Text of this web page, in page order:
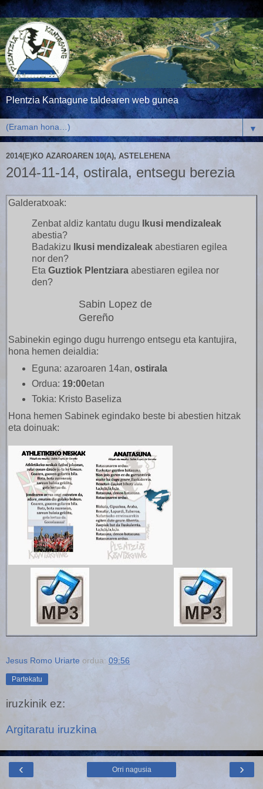
Plentzia Kantagune taldearen web gunea
▼
2014(E)KO AZAROAREN 10(A), ASTELEHENA
2014-11-14, ostirala, entsegu berezia
Galderatxoak:
Zenbat aldiz kantatu dugu
Ikusi mendizaleak
abestia?
Badakizu
Ikusi mendizaleak abestiaren egilea
nor den?
Eta Guztiok Plentziara abestiaren egilea nor
den?
Sabin Lopez de
Gereño
Sabinekin egingo dugu hurrengo entsegu eta kantujira,
hona hemen deialdia:
Eguna: azaroaren 14an, ostirala
Ordua: 19:00etan
Tokia: Kristo Baseliza
Hona hemen Sabinek egindako beste bi abestien hitzak
eta doinuak:
Jesus Romo Uriarte ordua: 09:56
Partekatu
iruzkinik ez:
Argitaratu iruzkina
‹ ›
Orri nagusia